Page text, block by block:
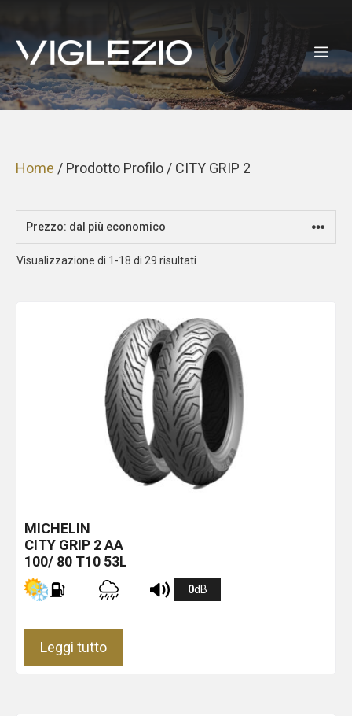
contenuto
Home / Prodotto Profilo / CITY GRIP 2
Visualizzazione di 1-18 di 29 risultati
MICHELIN
CITY GRIP 2AA
100/ 80 T10 53L
0dB
Leggi tutto